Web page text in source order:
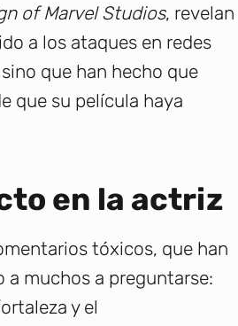
of Marvel Studios, revelan
a los ataques en redes
que han hecho que
que su película haya
en la actriz
tóxicos, que han
muchos a preguntarse:
y el